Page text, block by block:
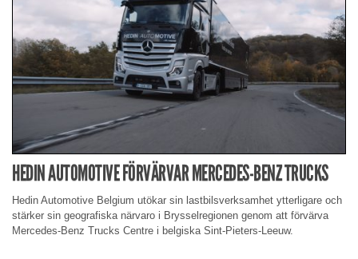
HEDIN AUTOMOTIVE FÖRVÄRVAR MERCEDES-BENZ TRUCKS
Hedin Automotive Belgium utökar sin lastbilsverksamhet ytterligare och
stärker sin geografiska närvaro i Brysselregionen genom att förvärva
Mercedes-Benz Trucks Centre i belgiska Sint-Pieters-Leeuw.